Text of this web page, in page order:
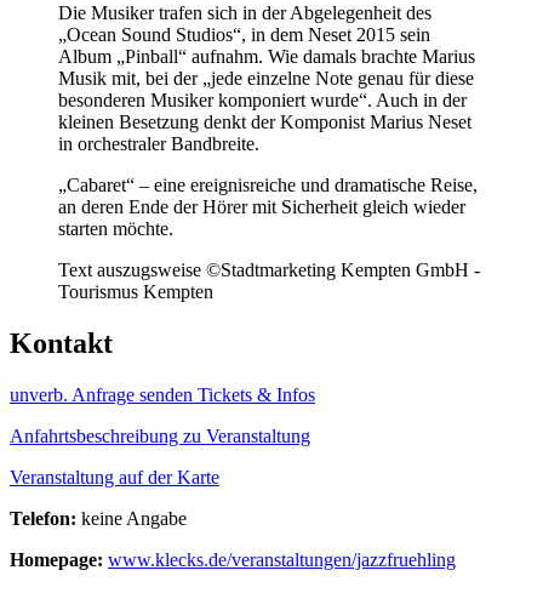
Die Musiker trafen sich in der Abgelegenheit des
„Ocean Sound Studios“, in dem Neset 2015 sein
Album „Pinball“ aufnahm. Wie damals brachte Marius
Musik mit, bei der „jede einzelne Note genau für diese
besonderen Musiker komponiert wurde“. Auch in der
kleinen Besetzung denkt der Komponist Marius Neset
in orchestraler Bandbreite.
„Cabaret“ – eine ereignisreiche und dramatische Reise,
an deren Ende der Hörer mit Sicherheit gleich wieder
starten möchte.
Text auszugsweise ©Stadtmarketing Kempten GmbH -
Tourismus Kempten
Kontakt
unverb. Anfrage senden Tickets & Infos
Anfahrtsbeschreibung zu Veranstaltung
Veranstaltung auf der Karte
Telefon: keine Angabe
Homepage: www.klecks.de/veranstaltungen/jazzfruehling